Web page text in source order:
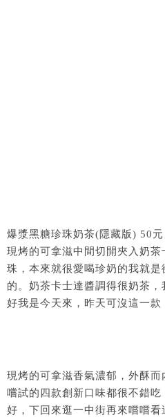
爆漿黑糖珍珠奶茶(隱藏版) 50元
現烤的可拿滋中間切開夾入奶
珠，本來就很愛喝珍奶的我就
的。奶茶卡士達醬調得很奶茶
好我是今天來，昨天可沒這一款
現烤的可拿滋香氣濃郁，外酥而
嚐試的四款創新口味都很不錯
好，下回來逛一中街再來嚐嚐